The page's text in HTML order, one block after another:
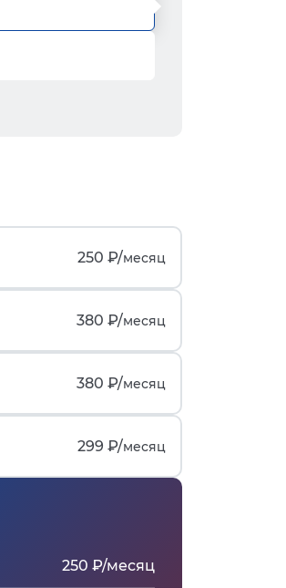
250 ₽/месяц
380 ₽/месяц
380 ₽/месяц
299 ₽/месяц
250 ₽/месяц